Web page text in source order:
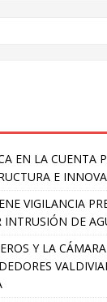
EN LA CUENTA
E
VIGILANCIA
INTRUSIÓN DE
Y LA